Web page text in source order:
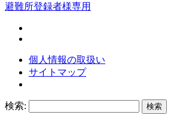
避難所登録者様専用
個人情報の取扱い
サイトマップ
検索: